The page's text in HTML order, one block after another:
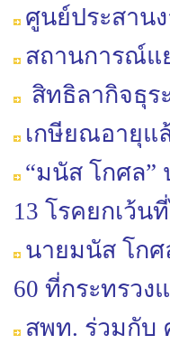
ศูนย์ประสาน
สถานการณ์แ
สิทธิลากิจธุร
เกษียณอายุแ
“มนัส โกศล”
13 โรคยกเว้
นายมนัส โกศ
60 ที่กระทรวง
สพท. ร่วมกับ